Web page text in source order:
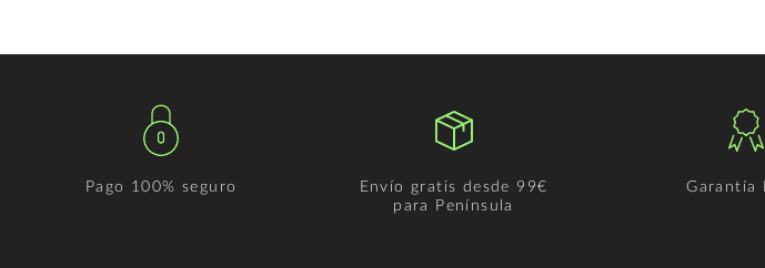
Pago 100% seguro
Envío gratis desde 99€
para Península
Garantía